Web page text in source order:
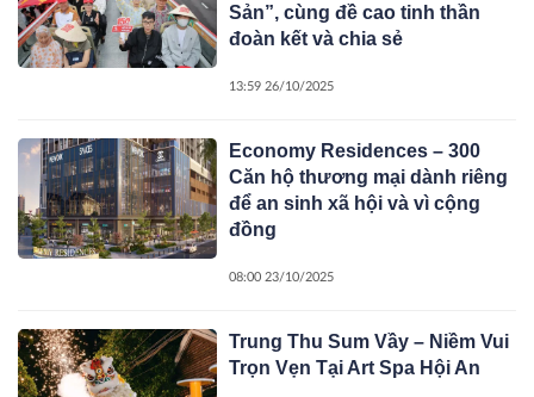
Sản”, cùng đề cao tinh thần
đoàn kết và chia sẻ
13:59 26/10/2025
Economy Residences – 300
Căn hộ thương mại dành riêng
để an sinh xã hội và vì cộng
đồng
08:00 23/10/2025
Trung Thu Sum Vầy – Niềm Vui
Trọn Vẹn Tại Art Spa Hội An